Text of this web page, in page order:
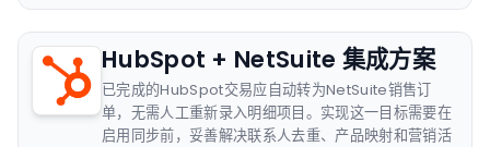
HubSpot + NetSuite 集成方案
已完成的HubSpot交易应自动转为NetSuite销售订
单，无需人工重新录入明细项目。实现这一目标需要在
启用同步前，妥善解决联系人去重、产品映射和营销活